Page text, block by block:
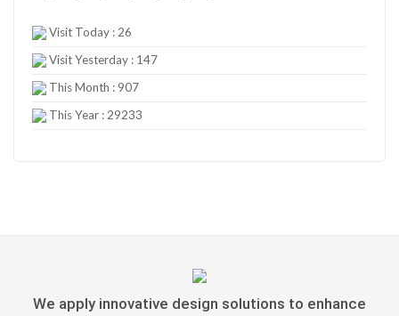
Visit Today : 26
Visit Yesterday : 147
This Month : 907
This Year : 29233
We apply innovative design solutions to enhance